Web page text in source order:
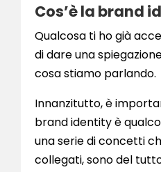
Cos’è la brand
Qualcosa ti ho già
di dare una
cosa stiamo parlando.
Innanzitutto, è
brand identity è
una serie di concetti
collegati, sono del